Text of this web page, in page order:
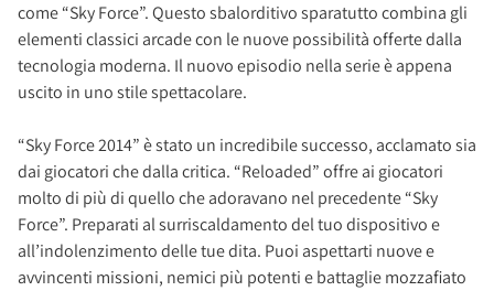
come “Sky Force”. Questo sbalorditivo sparatutto combina gli
elementi classici arcade con le nuove possibilità offerte dalla
tecnologia moderna. Il nuovo episodio nella serie è appena
uscito in uno stile spettacolare.
“Sky Force 2014” è stato un incredibile successo, acclamato sia
dai giocatori che dalla critica. “Reloaded” offre ai giocatori
molto di più di quello che adoravano nel precedente “Sky
Force”. Preparati al surriscaldamento del tuo dispositivo e
all’indolenzimento delle tue dita. Puoi aspettarti nuove e
avvincenti missioni, nemici più potenti e battaglie mozzafiato